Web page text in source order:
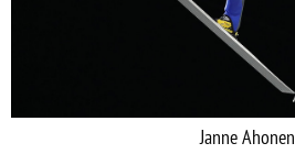
Janne Ahonen